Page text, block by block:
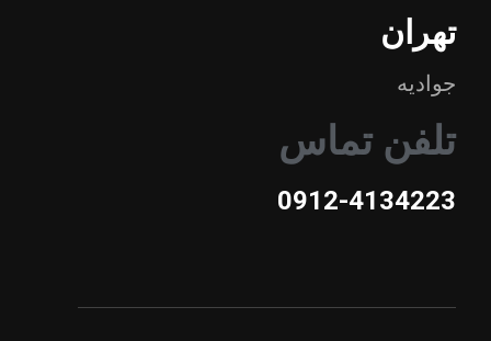
تهران
جوادیه
تلفن تماس
0912-4134223